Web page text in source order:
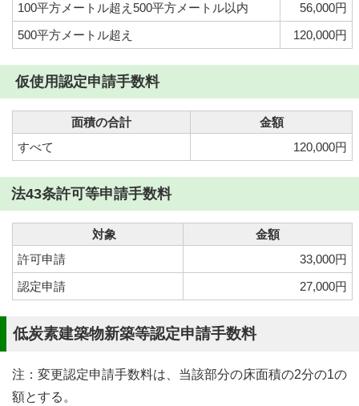
100平方メートル超え500平方メートル以内
56,000円
500平方メートル超え
120,000円
仮使用認定申請手数料
面積の合計
金額
すべて
120,000円
法43条許可等申請手数料
対象
金額
許可申請
33,000円
認定申請
27,000円
低炭素建築物新築等認定申請手数料
注：変更認定申請手数料は、当該部分の床面積の2分の1の
額とする。